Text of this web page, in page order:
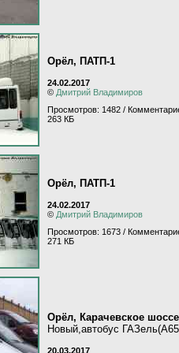
Орёл, ПАТП-1
24.02.2017
© Дмитрий Владимиров
Просмотров: 1482 /
263 КБ
Орёл, ПАТП-1
24.02.2017
© Дмитрий Владимиров
Просмотров: 1673 /
271 КБ
Орёл, Карачевское шоссе
Новый,автобус
20.03.2017